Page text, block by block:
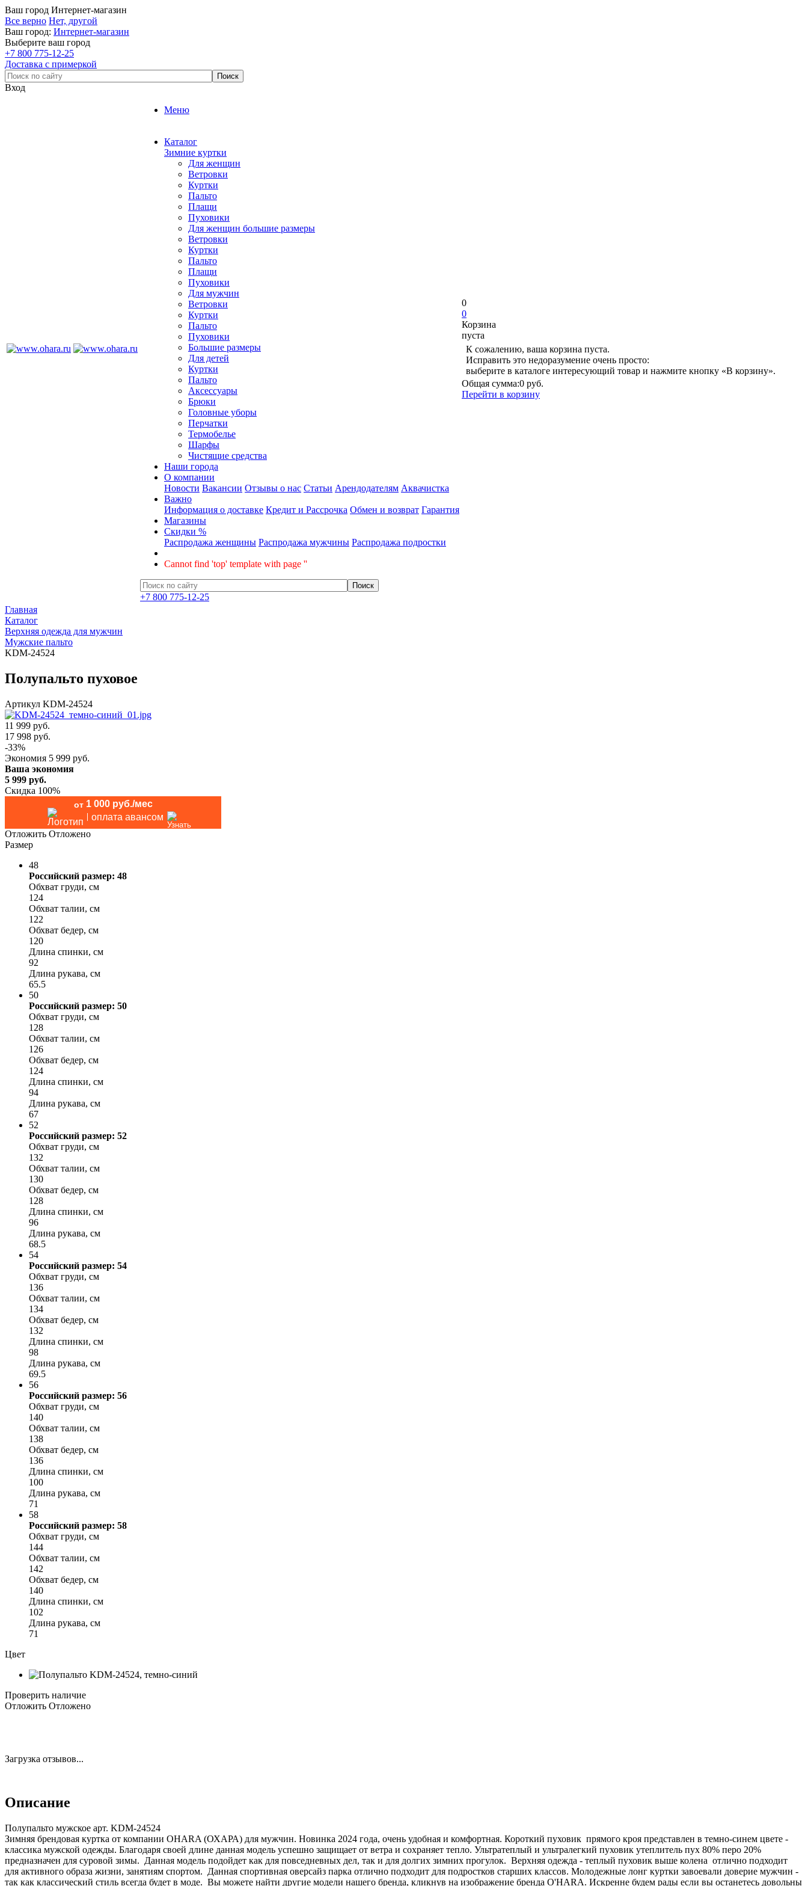
Ваш город Интернет-магазин
Все верно Нет, другой
Ваш город: Интернет-магазин
Выберите ваш город
+7 800 775-12-25
Доставка с примеркой
Вход
Меню
Каталог
Зимние куртки
Для женщин
Ветровки
Куртки
Пальто
Плащи
Пуховики
Для женщин большие размеры
Ветровки
Куртки
Пальто
Плащи
Пуховики
Для мужчин
Ветровки
Куртки
Пальто
Пуховики
Большие размеры
Для детей
Куртки
Пальто
Аксессуары
Брюки
Головные уборы
Перчатки
Термобелье
Шарфы
Чистящие средства
Наши города
О компании
Новости Вакансии Отзывы о нас Статьи Арендодателям Аквачистка
Важно
Информация о доставке Кредит и Рассрочка Обмен и возврат Гарантия
Магазины
Скидки %
Распродажа женщины Распродажа мужчины Распродажа подростки
Cannot find 'top' template with page ''
+7 800 775-12-25
0
0
Корзина
пуста
К сожалению, ваша корзина пуста.
Исправить это недоразумение очень просто:
выберите в каталоге интересующий товар и нажмите кнопку «В корзину».
Общая сумма:0 руб.
Перейти в корзину
Главная
Каталог
Верхняя одежда для мужчин
Мужские пальто
KDM-24524
Полупальто пуховое
Артикул KDM-24524
11 999 руб.
17 998 руб.
-33%
Экономия 5 999 руб.
Ваша экономия
5 999 руб.
Скидка 100%
от 1 000 руб./мес
оплата авансом
Отложить Отложено
Размер
48
Российский размер: 48
Обхват груди, см
124
Обхват талии, см
122
Обхват бедер, см
120
Длина спинки, см
92
Длина рукава, см
65.5
50
Российский размер: 50
Обхват груди, см
128
Обхват талии, см
126
Обхват бедер, см
124
Длина спинки, см
94
Длина рукава, см
67
52
Российский размер: 52
Обхват груди, см
132
Обхват талии, см
130
Обхват бедер, см
128
Длина спинки, см
96
Длина рукава, см
68.5
54
Российский размер: 54
Обхват груди, см
136
Обхват талии, см
134
Обхват бедер, см
132
Длина спинки, см
98
Длина рукава, см
69.5
56
Российский размер: 56
Обхват груди, см
140
Обхват талии, см
138
Обхват бедер, см
136
Длина спинки, см
100
Длина рукава, см
71
58
Российский размер: 58
Обхват груди, см
144
Обхват талии, см
142
Обхват бедер, см
140
Длина спинки, см
102
Длина рукава, см
71
Цвет
Проверить наличие
Отложить Отложено
Загрузка отзывов...
Описание
Полупальто мужское арт. KDM-24524
Зимняя брендовая куртка от компании OHARA (ОХАРА) для мужчин. Новинка 2024 года, очень удобная и комфортная. Короткий пуховик прямого кроя представлен в темно-синем цвете -
классика мужской одежды. Благодаря своей длине данная модель успешно защищает от ветра и сохраняет тепло. Ультратеплый и ультралегкий пуховик утеплитель пух 80% перо 20%
предназначен для суровой зимы. Данная модель подойдет как для повседневных дел, так и для долгих зимних прогулок. Верхняя одежда - теплый пуховик выше колена отлично подходит
для активного образа жизни, занятиям спортом. Данная спортивная оверсайз парка отлично подходит для подростков старших классов. Молодежные лонг куртки завоевали доверие мужчин -
так как классический стиль всегда будет в моде. Вы можете найти другие модели нашего бренда, кликнув на изображение бренда O'HARA. Искренне будем рады если вы останетесь довольны